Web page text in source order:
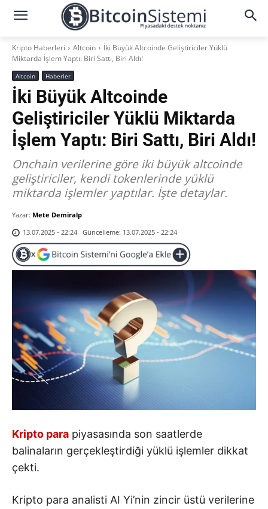
Kripto Haberleri Altcoin
İki Büyük Altcoinde Geliştiriciler Yüklü
Miktarda İşlem Yaptı: Biri Sattı, Biri Aldı!
Altcoin Haberler
İki Büyük Altcoinde
Geliştiriciler Yüklü Miktarda
İşlem Yaptı: Biri Sattı, Biri Aldı!
Onchain verilerine göre iki büyük altcoinde
geliştiriciler, kendi tokenlerinde yüklü
miktarda işlemler yaptılar. İşte detaylar.
Yazar: Mete Demiralp
13.07.2025 - 22:24 Güncelleme: 13.07.2025 - 22:24
Kripto para piyasasında son saatlerde
balinaların gerçekleştirdiği yüklü işlemler dikkat
çekti.
Kripto para analisti AI Yi’nin zincir üstü verilerine